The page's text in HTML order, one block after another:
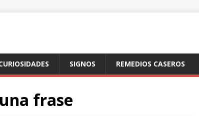
SIGNOS REMEDIOS CASEROS
frase